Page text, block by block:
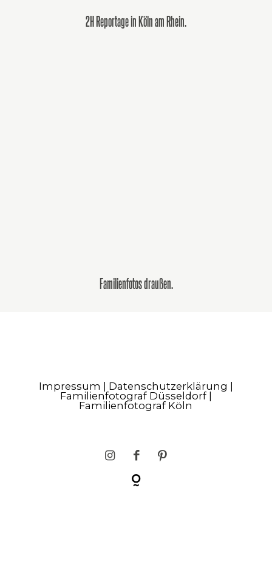
2H Reportage in Köln am Rhein.
Familienfotos draußen.
Impressum | Datenschutzerklärung |
Familienfotograf Düsseldorf |
Familienfotograf Köln